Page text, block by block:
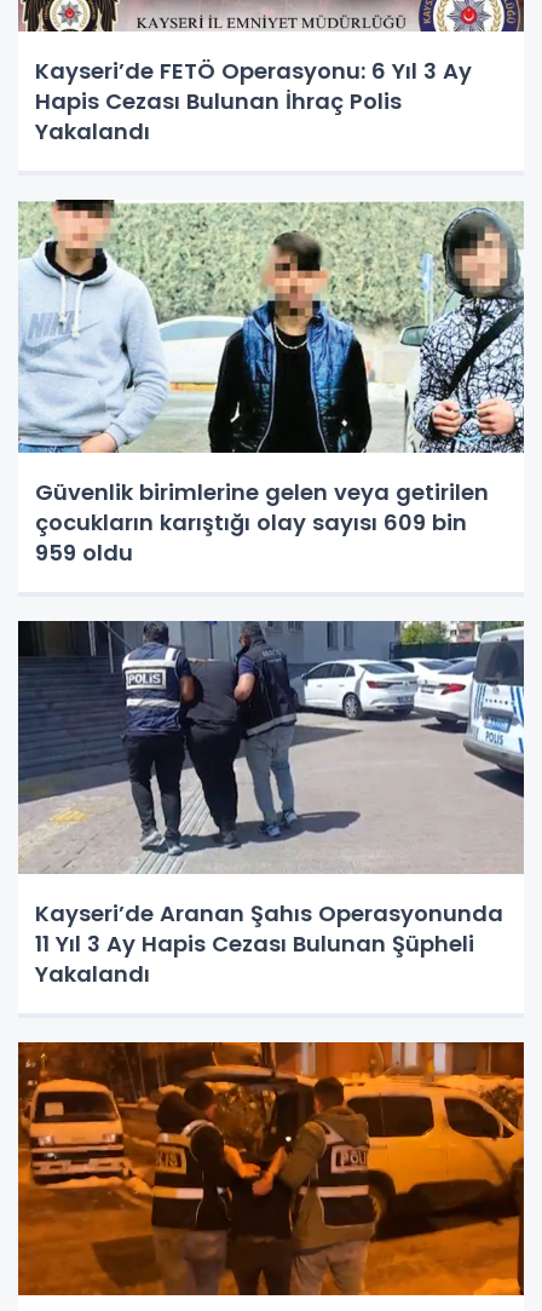
Kayseri’de FETÖ Operasyonu: 6 Yıl 3 Ay
Hapis Cezası Bulunan İhraç Polis
Yakalandı
Güvenlik birimlerine gelen veya getirilen
çocukların karıştığı olay sayısı 609 bin
959 oldu
Kayseri’de Aranan Şahıs Operasyonunda
11 Yıl 3 Ay Hapis Cezası Bulunan Şüpheli
Yakalandı